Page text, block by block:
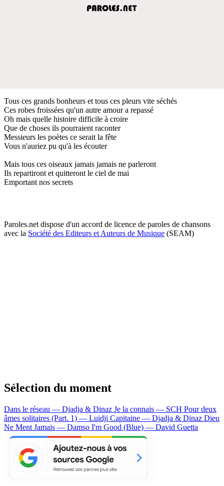
Tous ces grands bonheurs et tous ces pleurs vite séchés
Ces robes froissées qu'un autre amour a repassé
Oh mais quelle histoire difficile à croire
Que de choses ils pourraient raconter
Messieurs les poètes ce serait la fête
Vous n'auriez pu qu'à les écouter
Mais tous ces oiseaux jamais jamais ne parleront
Ils repartiront et quitteront le ciel de mai
Emportant nos secrets
Paroles.net dispose d'un accord de licence de paroles de chansons
avec la Société des Editeurs et Auteurs de Musique (SEAM)
Sélection du moment
Dans le réseau — Djadja & Dinaz Je la connais — SCH Pour deux
âmes solitaires (Part. 1) — Luidji Capitaine — Djadja & Dinaz Dieu
Ne Ment Jamais — Damso I'm Good (Blue) — David Guetta